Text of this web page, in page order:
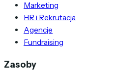
Marketing
HR i Rekrutacja
Agencje
Fundraising
Zasoby